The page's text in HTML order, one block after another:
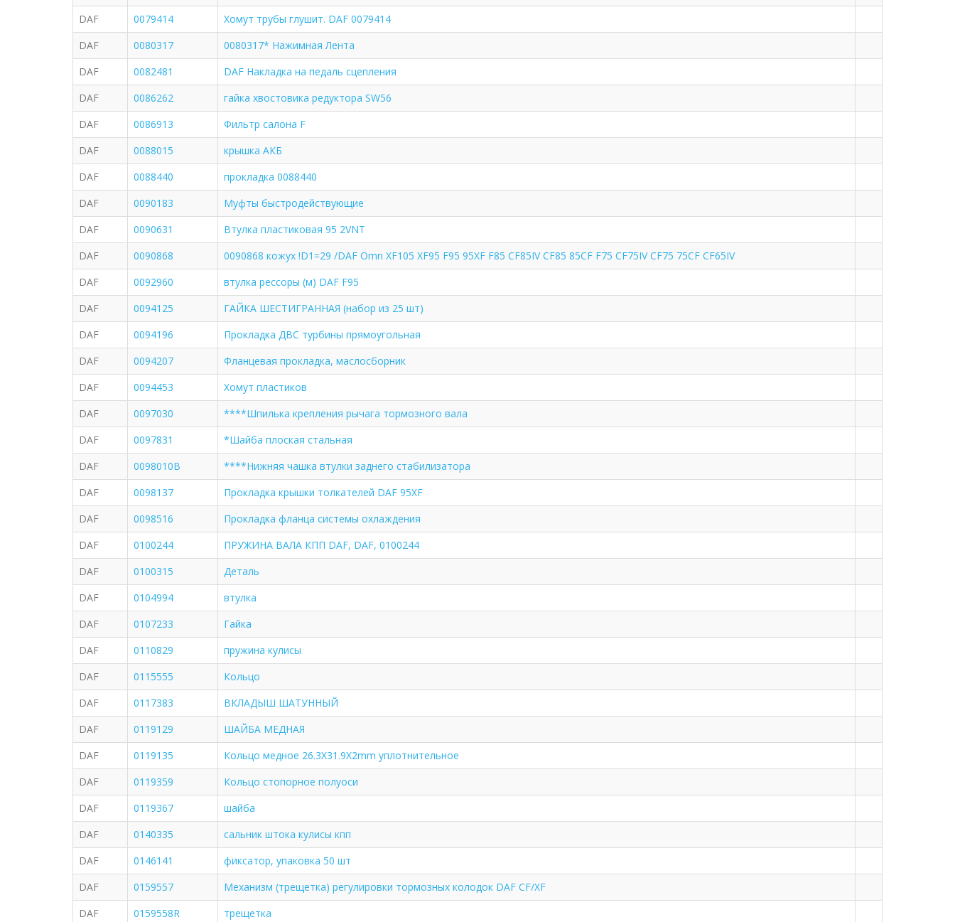
DAF
0079414
Хомут трубы глушит. DAF 0079414
DAF
0080317
0080317* Нажимная Лента
DAF
0082481
DAF Накладка на педаль сцепления
DAF
0086262
гайка хвостовика редуктора SW56
DAF
0086913
Фильтр салона F
DAF
0088015
крышка АКБ
DAF
0088440
прокладка 0088440
DAF
0090183
Муфты быстродействующие
DAF
0090631
Втулка пластиковая 95 2VNT
DAF
0090868
0090868 кожух !D1=29 /DAF Omn XF105 XF95 F95 95XF F85 CF85IV CF85 85CF F75 CF75IV CF75 75CF CF65IV
DAF
0092960
втулка рессоры (м) DAF F95
DAF
0094125
ГАЙКА ШЕСТИГРАННАЯ (набор из 25 шт)
DAF
0094196
Прокладка ДВС турбины прямоугольная
DAF
0094207
Фланцевая прокладка, маслосборник
DAF
0094453
Хомут пластиков
DAF
0097030
****Шпилька крепления рычага тормозного вала
DAF
0097831
*Шайба плоская стальная
DAF
0098010B
****Нижняя чашка втулки заднего стабилизатора
DAF
0098137
Прокладка крышки толкателей DAF 95XF
DAF
0098516
Прокладка фланца системы охлаждения
DAF
0100244
ПРУЖИНА ВАЛА КПП DAF, DAF, 0100244
DAF
0100315
Деталь
DAF
0104994
втулка
DAF
0107233
Гайка
DAF
0110829
пружина кулисы
DAF
0115555
Кольцо
DAF
0117383
ВКЛАДЫШ ШАТУННЫЙ
DAF
0119129
ШАЙБА МЕДНАЯ
DAF
0119135
Кольцо медное 26.3X31.9X2mm уплотнительное
DAF
0119359
Кольцо стопорное полуоси
DAF
0119367
шайба
DAF
0140335
сальник штока кулисы кпп
DAF
0146141
фиксатор, упаковка 50 шт
DAF
0159557
Механизм (трещетка) регулировки тормозных колодок DAF CF/XF
DAF
0159558R трещетка